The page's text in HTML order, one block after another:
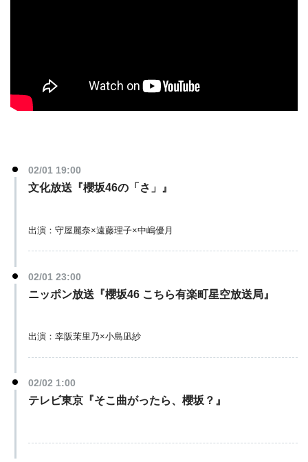
02/01 19:00
文化放送『櫻坂46の「さ」』
出演：守屋麗奈×遠藤理子×中嶋優月
02/01 23:00
ニッポン放送『櫻坂46 こちら有楽町星空放送局』
出演：幸阪茉里乃×小島凪紗
02/02 1:00
テレビ東京『そこ曲がったら、櫻坂？』